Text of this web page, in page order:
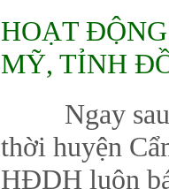
HOẠT
MỸ, TỈNH
Ngay sau
thời huyện
HĐDH luôn